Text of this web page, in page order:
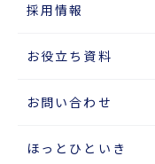
採用情報
お役立ち資料
お問い合わせ
ほっとひといき